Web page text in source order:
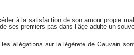
à la satisfaction de son amour propre
ses premiers pas dans l’âge adulte un
allégations sur la légèreté de Gauvain